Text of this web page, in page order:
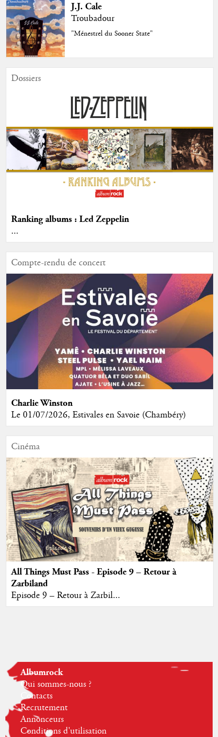
J.J. Cale
Troubadour
"Ménestrel du Sooner State"
Dossiers
Ranking albums : Led Zeppelin
...
Compte-rendu de concert
Charlie Winston
Le 01/07/2026, Estivales en Savoie (Chambéry)
Cinéma
All Things Must Pass - Episode 9 – Retour à
Zarbiland
Episode 9 – Retour à Zarbil...
Albumrock
Qui sommes-nous ?
Contacts
Recrutement
Annonceurs
Conditions d'utilisation